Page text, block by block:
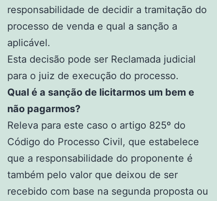
responsabilidade de decidir a tramitação do
processo de venda e qual a sanção a
aplicável.
Esta decisão pode ser Reclamada judicial
para o juiz de execução do processo.
Qual é a sanção de licitarmos um bem e
não pagarmos?
Releva para este caso o artigo 825º do
Código do Processo Civil, que estabelece
que a responsabilidade do proponente é
também pelo valor que deixou de ser
recebido com base na segunda proposta ou